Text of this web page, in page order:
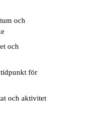
och
och
för
och aktivitet